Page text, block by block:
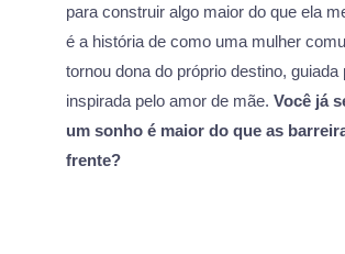
para construir algo maior do que ela
é a história de como uma mulher
tornou dona do próprio destino, guiada
inspirada pelo amor de mãe. Você já
um sonho é maior do que as
frente?